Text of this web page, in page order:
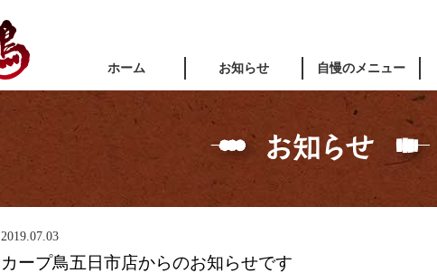
ホーム お知らせ 自慢のメニュー
2019.07.03
カープ鳥五日市店からのお知らせです